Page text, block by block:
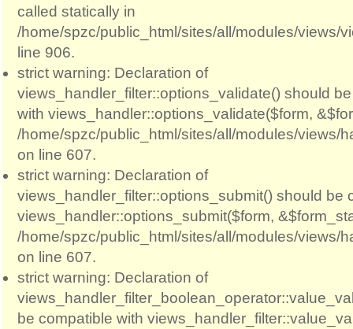
called statically in
/home/spzc/public_html/sites/all/modules/views/
line 906.
strict warning: Declaration of
views_handler_filter::options_validate() should
with views_handler::options_validate($form,
/home/spzc/public_html/sites/all/modules/views/
on line 607.
strict warning: Declaration of
views_handler_filter::options_submit() should be
views_handler::options_submit($form,
/home/spzc/public_html/sites/all/modules/views/
on line 607.
strict warning: Declaration of
be compatible with